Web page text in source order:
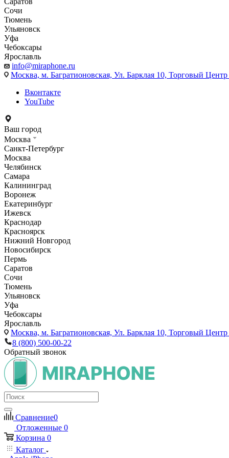
Сочи
Тюмень
Ульяновск
Уфа
Чебоксары
Ярославль
info@miraphone.ru
Москва, м. Багратионовская, Ул. Барклая 10, Торговый
Вконтакте
YouTube
Ваш город
Москва
Санкт-Петербург
Москва
Челябинск
Самара
Калининград
Воронеж
Екатеринбург
Ижевск
Краснодар
Красноярск
Нижний Новгород
Новосибирск
Пермь
Саратов
Сочи
Тюмень
Ульяновск
Уфа
Чебоксары
Ярославль
Москва, м. Багратионовская, Ул. Барклая 10, Торговый
8 (800) 500-00-22
Обратный звонок
Сравнение0
Отложенные 0
Корзина 0
Каталог